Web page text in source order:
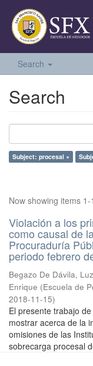
Search
Search
Subject: procesal ×
Now showing items 1-
Violación a los
como causal de
Procuraduría
periodo febrero
Begazo De Dávila,
Enrique (Escuela de
2018-11-15)
El presente trabajo
mostrar acerca de la
omisiones de las
sobrecarga procesal